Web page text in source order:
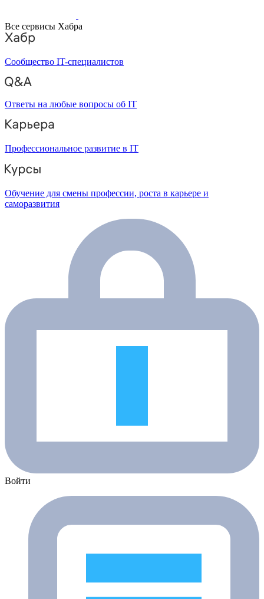
Все сервисы Хабра
Сообщество IT-специалистов
Ответы на любые вопросы об IT
Профессиональное развитие в IT
Обучение для смены профессии, роста в карьере и
саморазвития
Войти